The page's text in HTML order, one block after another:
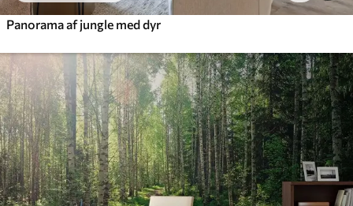
Panorama af jungle med dyr